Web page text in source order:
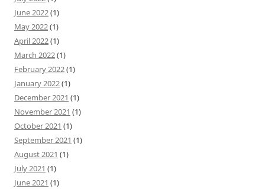
June 2022(1)
May 2022(1)
April 2022(1)
March 2022(1)
February 2022(1)
January 2022(1)
December 2021 (1)
November 2021 (1)
October 2021 (1)
September 2021 (1)
August 2021 (1)
July 2021 (1)
June 2021 (1)